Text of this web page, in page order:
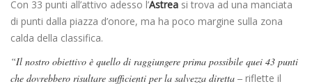
Con 33 punti all’attivo adesso l’Astrea si trova ad una manciata
di punti dalla piazza d’onore, ma ha poco margine sulla zona
calda della classifica.
“Il nostro obiettivo è quello di raggiungere prima possibile quei 43 punti
che dovrebbero risultare sufficienti per la salvezza diretta – riflette il